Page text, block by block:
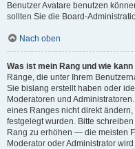
Benutzer Avatare benutzen
sollten Sie die Board-
Nach oben
Was ist mein Rang und wie
Ränge, die unter Ihrem
Sie bislang erstellt haben oder
Moderatoren und
eines Ranges nicht direkt
festgelegt wurden. Bitte
Rang zu erhöhen — die meisten
Moderator oder Administrator